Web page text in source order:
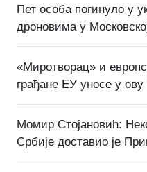
Пет особа погинуло у
дроновима у
«Миротворац» и
грађане ЕУ уносе у ову
Момир Стојановић:
Србије доставио је